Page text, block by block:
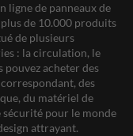
ligne de panneaux de
de 10.000 produits
de plusieurs
: la circulation, le
pouvez acheter des
des
du matériel de
sécurité pour le monde
attrayant.